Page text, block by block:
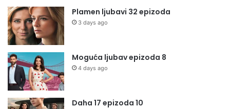
Plamen ljubavi 32 epizoda
3 days ago
Moguća ljubav epizoda 8
4 days ago
Daha 17 epizoda 10